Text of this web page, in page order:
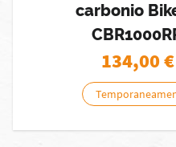
carbonio
134,00